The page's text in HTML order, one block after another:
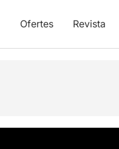
Ofertes Revista